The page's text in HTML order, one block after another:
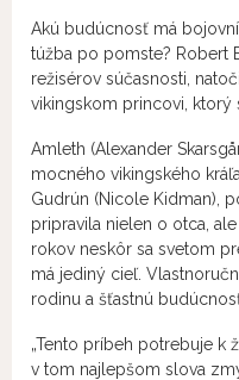
Akú budúcnosť má
túžba po pomste? Robert
režisérov súčasnosti,
vikingskom princovi, ktorý
Amleth (Alexander
mocného vikingského
Gudrún (Nicole Kidman),
pripravila nielen o otca,
rokov neskôr sa svetom
má jediný cieľ.
rodinu a šťastnú
„Tento príbeh potrebuje k
v tom najlepšom slova